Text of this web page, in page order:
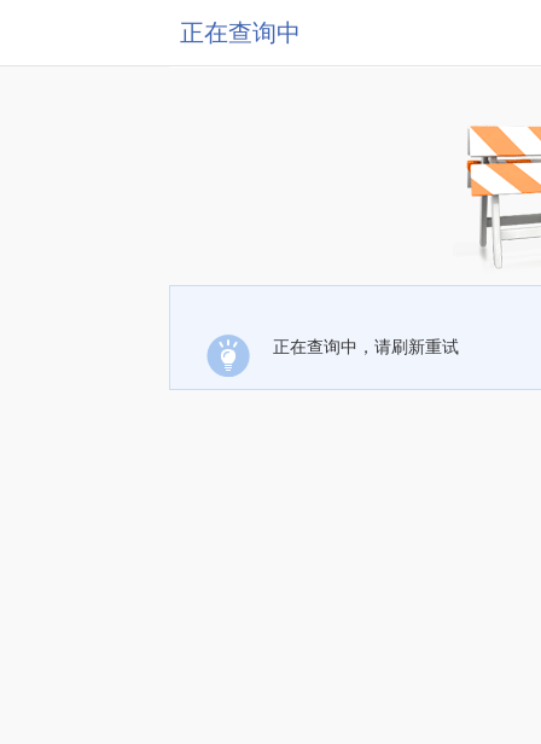
正在查询中
正在查询中，请刷新重试